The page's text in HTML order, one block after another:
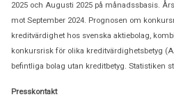
2025 och Augusti 2025 på månadssbasis.
mot September 2024. Prognosen om
kreditvärdighet hos svenska aktiebolag,
konkursrisk för olika kreditvärdighetsbetyg
befintliga bolag utan kreditbetyg. Statistiken
Presskontakt